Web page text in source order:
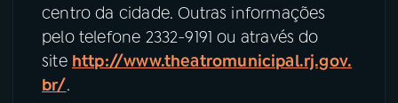
centro da cidade. Outras informações
pelo telefone 2332-9191 ou através do
site http://www.theatromunicipal.rj.gov.
br/.